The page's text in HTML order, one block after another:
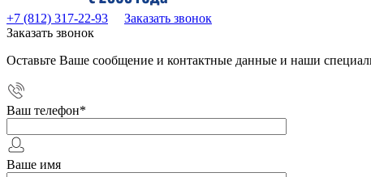
+7 (812) 317-22-93
Заказать звонок
Заказать звонок
Оставьте Ваше сообщение и контактные данные и наши
Ваш телефон*
Ваше имя